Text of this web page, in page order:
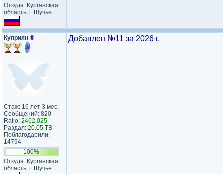
Откуда: Курганская
область, г. Щучье
Куприян ®
Стаж: 16 лет 3 мес.
Сообщений: 820
Ratio: 2462.025
Раздал: 20.05 TB
Поблагодарили:
14794
100%
Откуда: Курганская
область, г. Щучье
Добавлен №11 за 2026 г.